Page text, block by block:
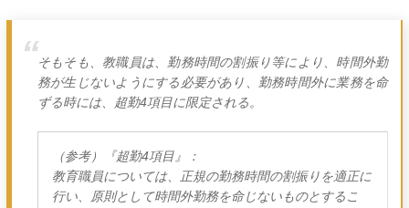
そもそも、教職員は、勤務時間の割振り等により、時間外勤
務が生じないようにする必要があり、勤務時間外に業務を命
ずる時には、超勤4項目に限定される。
（参考）『超勤4項目』：
教育職員については、正規の勤務時間の割振りを適正に
行い、原則として時間外勤務を命じないものとするこ